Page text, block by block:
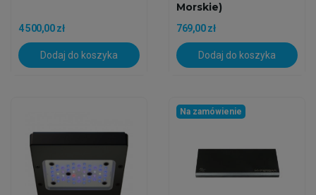
4 500,00 zł
Dodaj do koszyka
Morskie)
769,00 zł
Dodaj do koszyka
Na zamówienie